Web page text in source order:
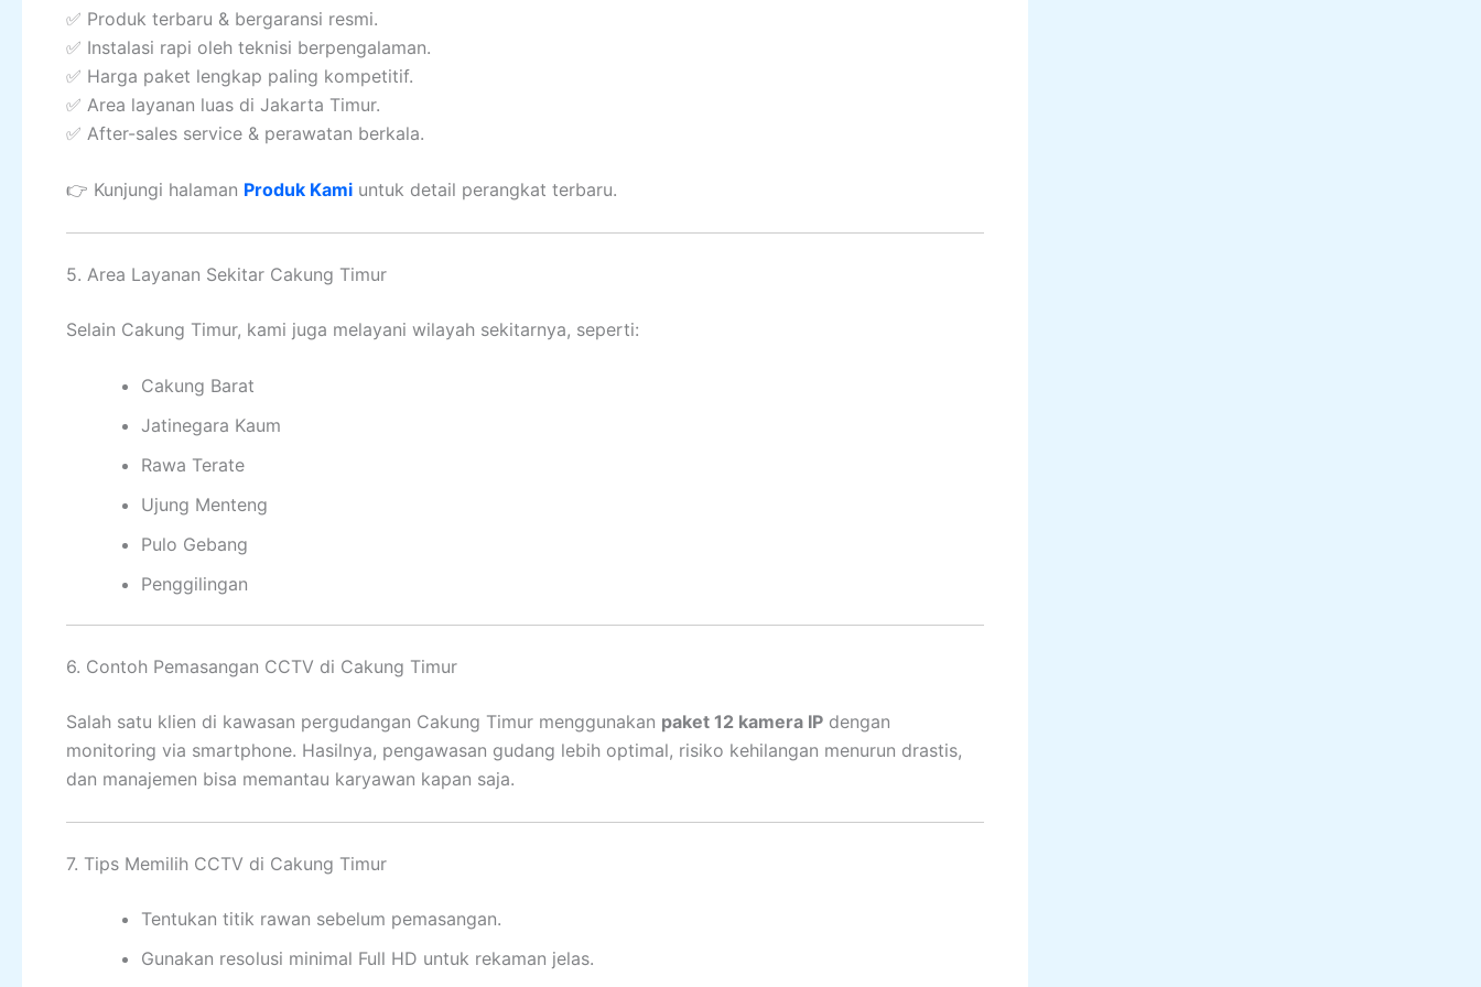
✅ Produk terbaru & bergaransi resmi.
✅ Instalasi rapi oleh teknisi berpengalaman.
✅ Harga paket lengkap paling kompetitif.
✅ Area layanan luas di Jakarta Timur.
✅ After-sales service & perawatan berkala.
👉 Kunjungi halaman Produk Kami untuk detail perangkat terbaru.
5. Area Layanan Sekitar Cakung Timur
Selain Cakung Timur, kami juga melayani wilayah sekitarnya, seperti:
Cakung Barat
Jatinegara Kaum
Rawa Terate
Ujung Menteng
Pulo Gebang
Penggilingan
6. Contoh Pemasangan CCTV di Cakung Timur
Salah satu klien di kawasan pergudangan Cakung Timur menggunakan paket 12 kamera IP dengan
monitoring via smartphone. Hasilnya, pengawasan gudang lebih optimal, risiko kehilangan menurun drastis,
dan manajemen bisa memantau karyawan kapan saja.
7. Tips Memilih CCTV di Cakung Timur
Tentukan titik rawan sebelum pemasangan.
Gunakan resolusi minimal Full HD untuk rekaman jelas.